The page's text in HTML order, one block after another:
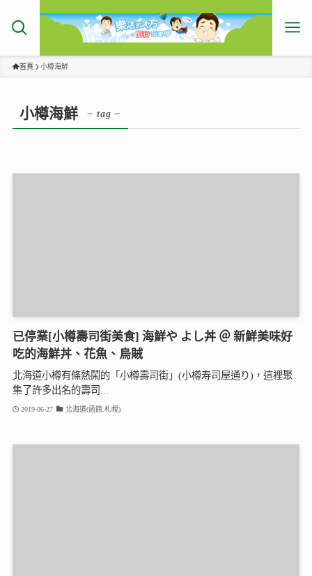
首頁 小樽海鮮
小樽海鮮 – tag –
已停業[小樽壽司街美食] 海鮮や よし丼 ＠ 新鮮美味好
吃的海鮮丼、花魚、烏賊
北海道小樽有條熱鬧的「小樽壽司街」(小樽寿司屋通り)，這裡聚
集了許多出名的壽司...
2019-06-27 北海道(函館.札幌)